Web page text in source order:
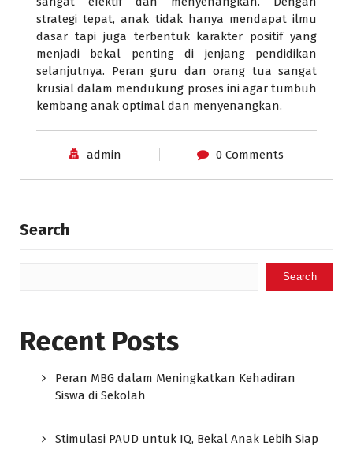
strategi tepat, anak tidak hanya mendapat ilmu
dasar tapi juga terbentuk karakter positif yang
menjadi bekal penting di jenjang pendidikan
selanjutnya. Peran guru dan orang tua sangat
krusial dalam mendukung proses ini agar tumbuh
kembang anak optimal dan menyenangkan.
admin 0 Comments
Search
Search
Recent Posts
Peran MBG dalam Meningkatkan Kehadiran
Siswa di Sekolah
Stimulasi PAUD untuk IQ, Bekal Anak Lebih Siap